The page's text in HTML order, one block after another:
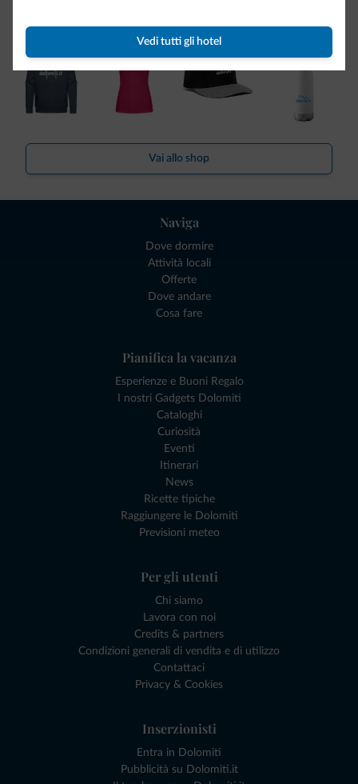
Vedi tutti gli hotel
Vai allo shop
Naviga
Dove dormire
Attività locali
Offerte
Dove andare
Cosa fare
Pianifica la vacanza
Esperienze e Buoni Regalo
I nostri Gadgets Dolomiti
Cataloghi
Curiosità
Eventi
Itinerari
News
Ricette tipiche
Raggiungere le Dolomiti
Previsioni meteo
Per gli utenti
Chi siamo
Lavora con noi
Credits & partners
Condizioni generali di vendita e di utilizzo
Contattaci
Privacy & Cookies
Inserzionisti
Entra in Dolomiti
Pubblicità su Dolomiti.it